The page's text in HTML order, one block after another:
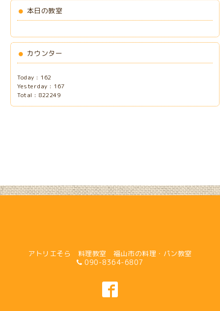
本日の教室
カウンター
Today : 162
Yesterday : 167
Total : 822249
アトリエそら 料理教室 福山市の料理・パン教室
090-8364-6807